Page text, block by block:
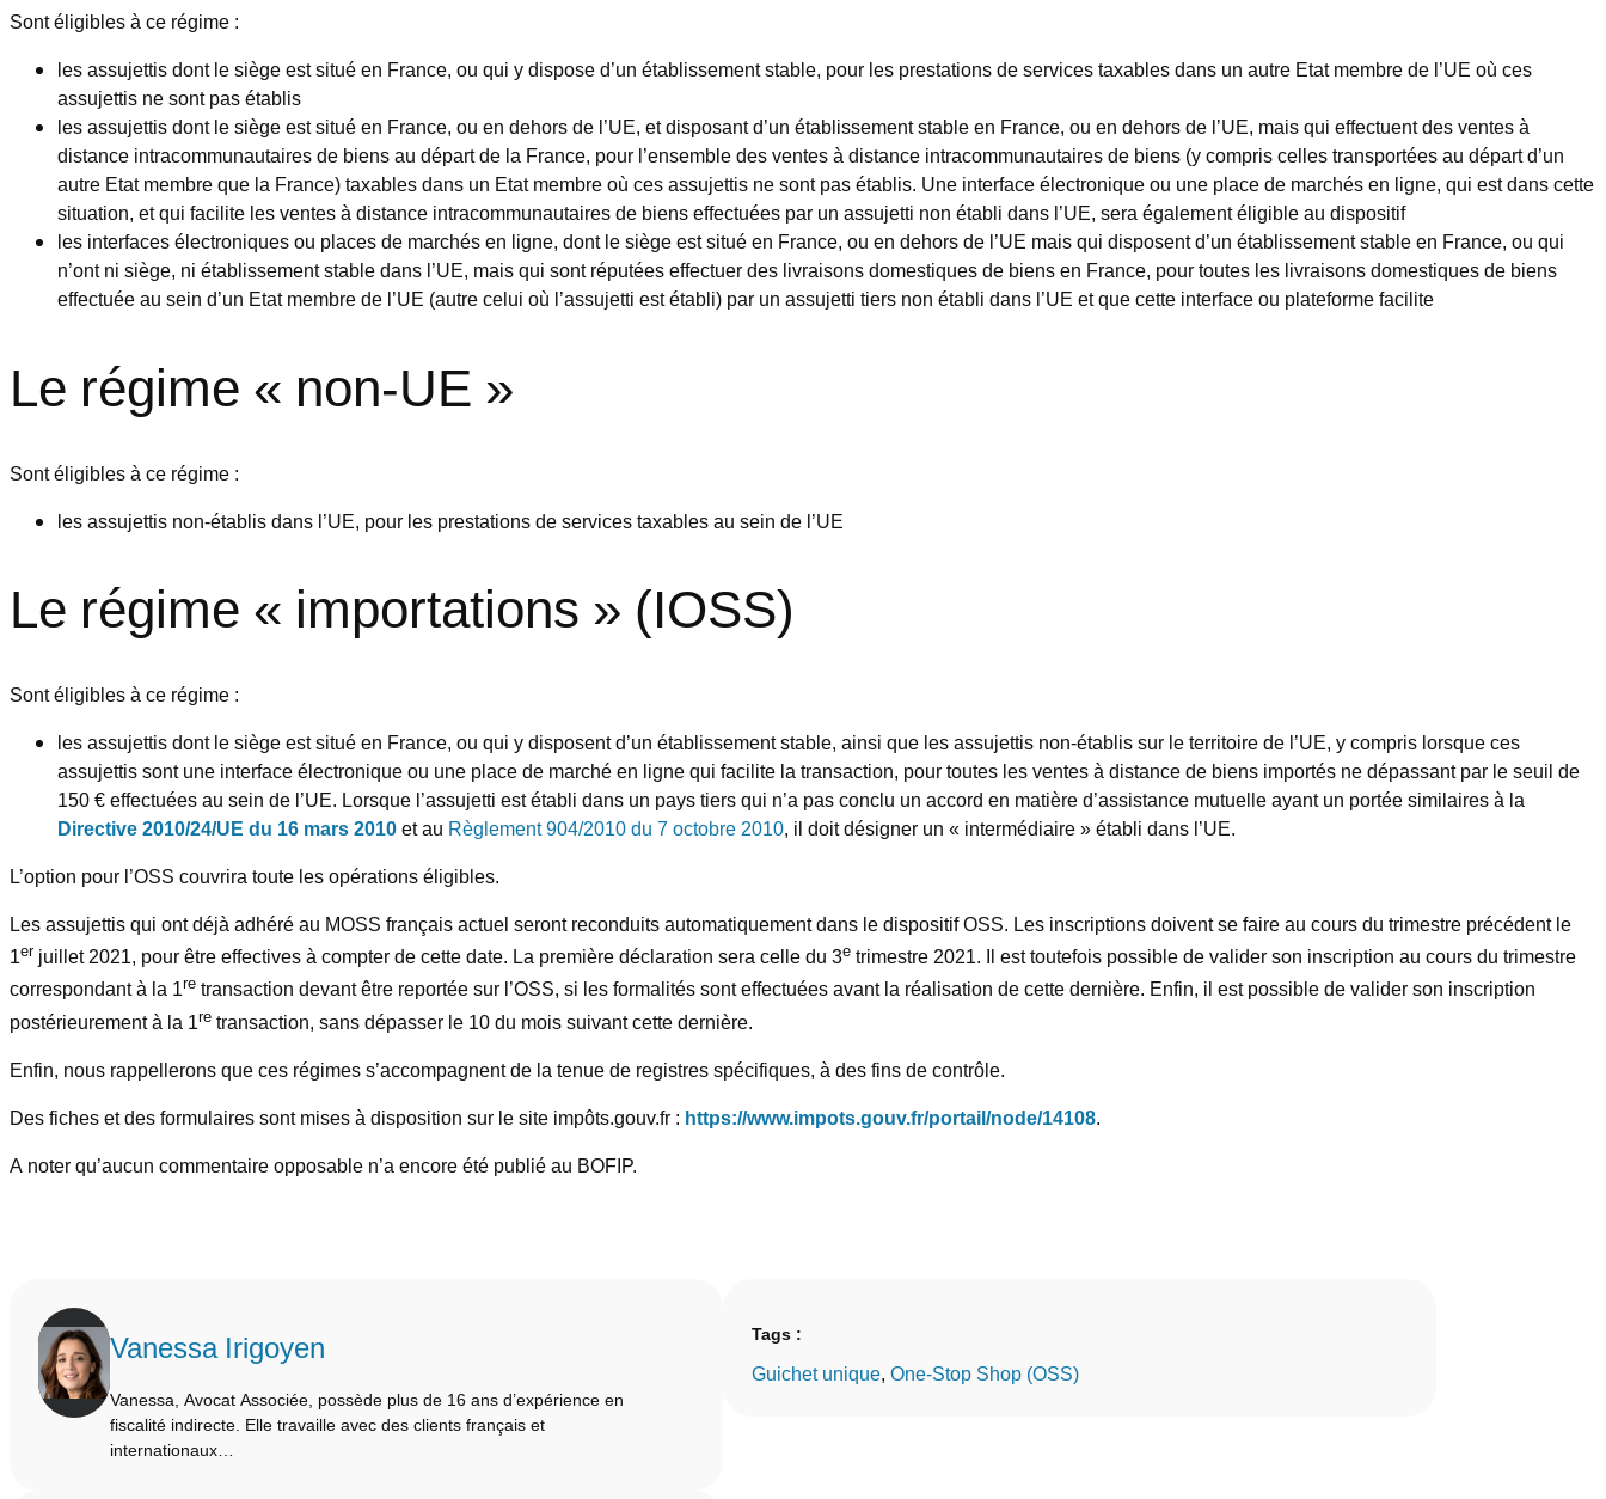
Sont éligibles à ce régime :
les assujettis dont le siège est situé en France, ou qui y dispose d’un établissement stable, pour les prestations de services taxables dans un autre Etat membre de l’UE où ces
assujettis ne sont pas établis
les assujettis dont le siège est situé en France, ou en dehors de l’UE, et disposant d’un établissement stable en France, ou en dehors de l’UE, mais qui effectuent des ventes à
distance intracommunautaires de biens au départ de la France, pour l’ensemble des ventes à distance intracommunautaires de biens (y compris celles transportées au départ d’un
autre Etat membre que la France) taxables dans un Etat membre où ces assujettis ne sont pas établis. Une interface électronique ou une place de marchés en ligne, qui est dans cette
situation, et qui facilite les ventes à distance intracommunautaires de biens effectuées par un assujetti non établi dans l’UE, sera également éligible au dispositif
les interfaces électroniques ou places de marchés en ligne, dont le siège est situé en France, ou en dehors de l’UE mais qui disposent d’un établissement stable en France, ou qui
n’ont ni siège, ni établissement stable dans l’UE, mais qui sont réputées effectuer des livraisons domestiques de biens en France, pour toutes les livraisons domestiques de biens
effectuée au sein d’un Etat membre de l’UE (autre celui où l’assujetti est établi) par un assujetti tiers non établi dans l’UE et que cette interface ou plateforme facilite
Le régime « non-UE »
Sont éligibles à ce régime :
les assujettis non-établis dans l’UE, pour les prestations de services taxables au sein de l’UE
Le régime « importations » (IOSS)
Sont éligibles à ce régime :
les assujettis dont le siège est situé en France, ou qui y disposent d’un établissement stable, ainsi que les assujettis non-établis sur le territoire de l’UE, y compris lorsque ces
assujettis sont une interface électronique ou une place de marché en ligne qui facilite la transaction, pour toutes les ventes à distance de biens importés ne dépassant par le seuil de
150 € effectuées au sein de l’UE. Lorsque l’assujetti est établi dans un pays tiers qui n’a pas conclu un accord en matière d’assistance mutuelle ayant un portée similaires à la
Directive 2010/24/UE du 16 mars 2010et au Règlement 904/2010 du 7 octobre 2010, il doit désigner un « intermédiaire » établi dans l’UE.
L’option pour l’OSS couvrira toute les opérations éligibles.
Les assujettis qui ont déjà adhéré au MOSS français actuel seront reconduits automatiquement dans le dispositif OSS. Les inscriptions doivent se faire au cours du trimestre précédent le
1erjuillet 2021, pour être effectives à compter de cette date. La première déclaration sera celle du 3e trimestre 2021. Il est toutefois possible de valider son inscription au cours du trimestre
correspondant à la 1re transaction devant être reportée sur l’OSS, si les formalités sont effectuées avant la réalisation de cette dernière. Enfin, il est possible de valider son inscription
postérieurement à la 1re transaction, sans dépasser le 10 du mois suivant cette dernière.
Enfin, nous rappellerons que ces régimes s’accompagnent de la tenue de registres spécifiques, à des fins de contrôle.
Des fiches et des formulaires sont mises à disposition sur le site impôts.gouv.fr : https://www.impots.gouv.fr/portail/node/14108.
A noter qu’aucun commentaire opposable n’a encore été publié au BOFIP.
Vanessa Irigoyen
Vanessa, Avocat Associée, possède plus de 16 ans d’expérience en
fiscalité indirecte. Elle travaille avec des clients français et
internationaux…
Tags :
Guichet unique, One-Stop Shop (OSS)